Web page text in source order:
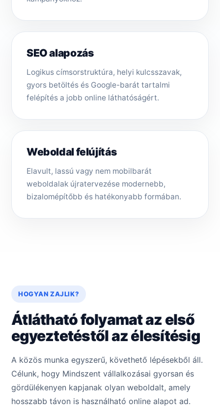
SEO alapozás
Logikus címsorstruktúra, helyi kulcsszavak,
gyors betöltés és Google-barát tartalmi
felépítés a jobb online láthatóságért.
Weboldal felújítás
Elavult, lassú vagy nem mobilbarát
weboldalak újratervezése modernebb,
bizalomépítőbb és hatékonyabb formában.
HOGYAN ZAJLIK?
Átlátható folyamat az első
egyeztetéstől az élesítésig
A közös munka egyszerű, követhető lépésekből áll.
Célunk, hogy Mindszent vállalkozásai gyorsan és
gördülékenyen kapjanak olyan weboldalt, amely
hosszabb távon is használható online alapot ad.